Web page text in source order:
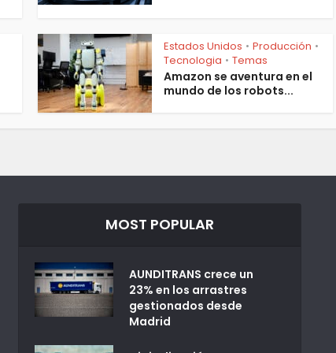
Estados Unidos • Producción •
Tecnologia • Temas
Amazon se aventura en el
mundo de los robots...
MOST POPULAR
AUNDITRANS crece un
23% en los arrastres
gestionados desde
Madrid